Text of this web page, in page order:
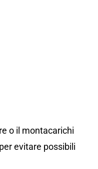
o il montacarichi
evitare possibili